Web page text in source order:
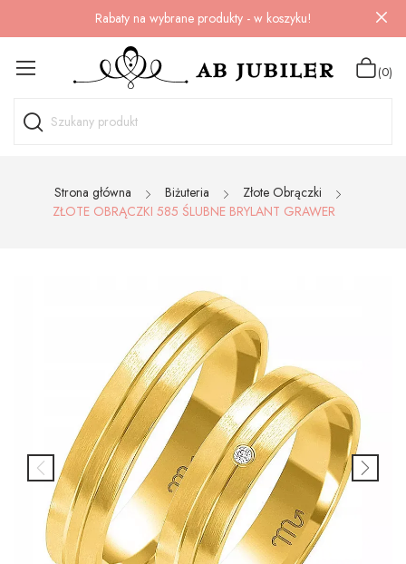
Rabaty na wybrane produkty - w koszyku!
(0)
Strona główna Biżuteria
Złote Obrączki
ZŁOTE OBRĄCZKI 585 ŚLUBNE BRYLANT GRAWER